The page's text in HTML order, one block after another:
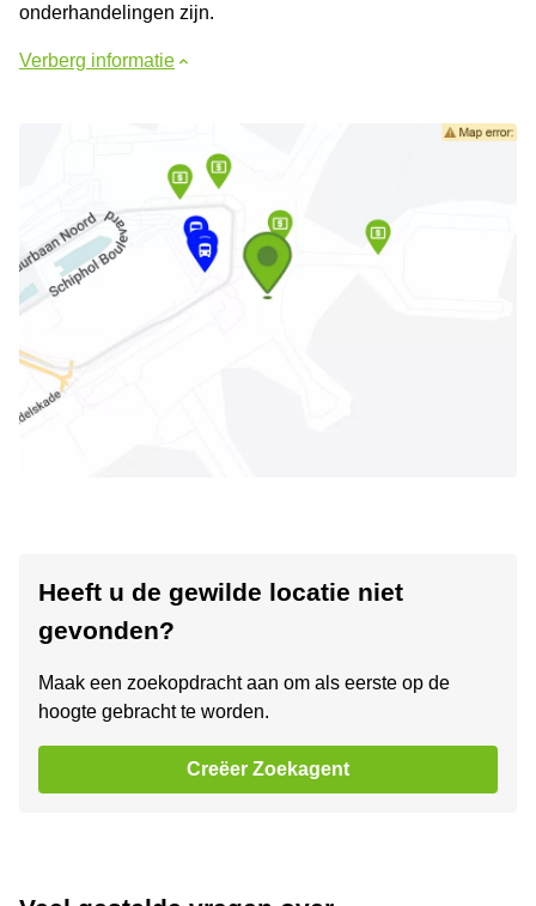
onderhandelingen zijn.
Verberg informatie
Heeft u de gewilde locatie niet
gevonden?
Maak een zoekopdracht aan om als eerste op de
hoogte gebracht te worden.
Creëer Zoekagent